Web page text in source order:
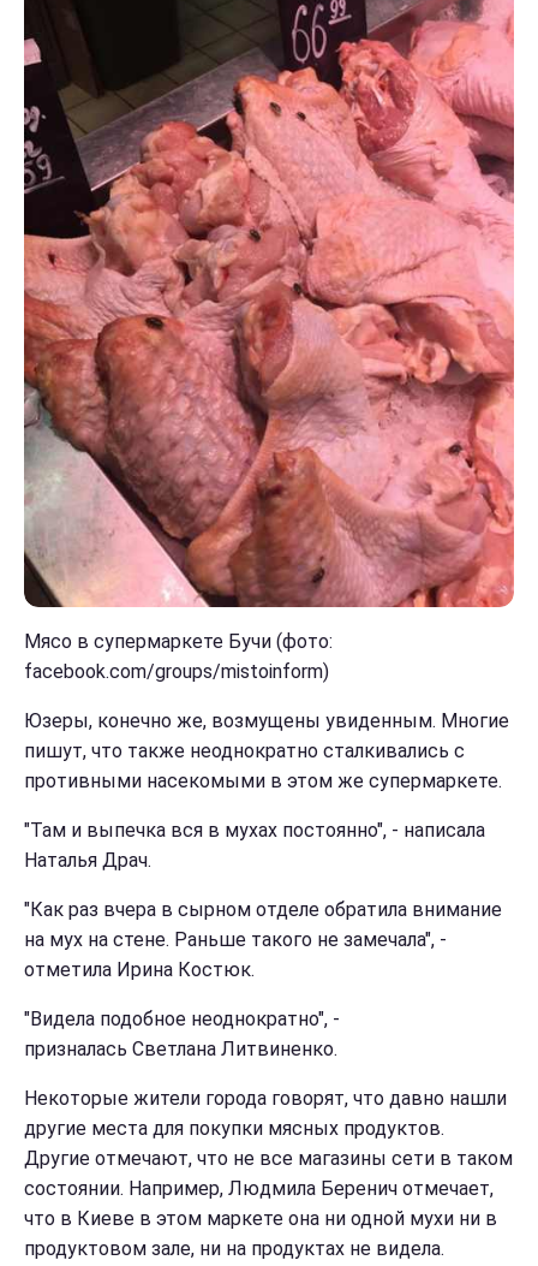
Мясо в супермаркете Бучи (фото:
facebook.com/groups/mistoinform)
Юзеры, конечно же, возмущены увиденным. Многие
пишут, что также неоднократно сталкивались с
противными насекомыми в этом же супермаркете.
"Там и выпечка вся в мухах постоянно", - написала
Наталья Драч.
"Как раз вчера в сырном отделе обратила внимание
на мух на стене. Раньше такого не замечала", -
отметила Ирина Костюк.
"Видела подобное неоднократно", -
призналась Светлана Литвиненко.
Некоторые жители города говорят, что давно нашли
другие места для покупки мясных продуктов.
Другие отмечают, что не все магазины сети в таком
состоянии. Например, Людмила Беренич отмечает,
что в Киеве в этом маркете она ни одной мухи ни в
продуктовом зале, ни на продуктах не видела.